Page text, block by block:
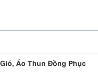
Áo Thun Đồng Phục